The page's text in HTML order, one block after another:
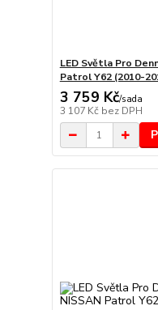
LED Světla Pro
Patrol Y62 (2010-
3 759 Kč/sada
3 107 Kč bez DPH